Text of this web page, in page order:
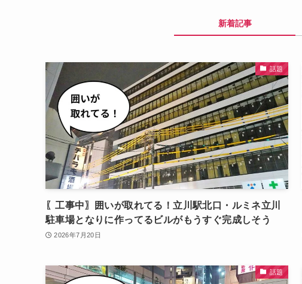
新着記事
話題
〖工事中〗囲いが取れてる！立川駅北口・ルミネ立川
駐車場となりに作ってるビルがもうすぐ完成しそう
2026年7月20日
話題